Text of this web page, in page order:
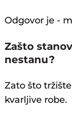
Odgovor je -
Zašto
nestanu?
Zato što
kvarljive robe.